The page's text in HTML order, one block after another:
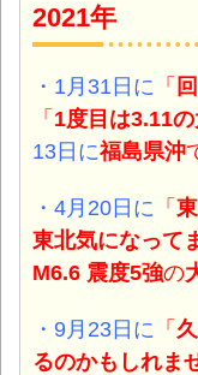
2021年
・1月31日に 「
「 1度目は3.11
13日に福島県沖
・4月20日に 「
東北気になって
M6.6 震度5強の
・9月23日に 「
るのかもしれま